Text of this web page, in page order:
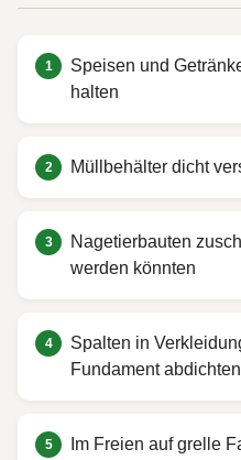
Speisen und
halten
Müllbehälter dicht
Nagetierbauten
werden könnten
Spalten in
Fundament abdichten
Im Freien auf grelle